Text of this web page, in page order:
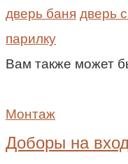
дверь баня дверь
парилку
Вам также может
Монтаж
Доборы на